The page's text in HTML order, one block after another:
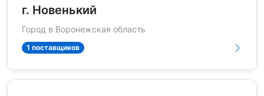
г. Новенький
Город в Воронежская область
1 поставщиков